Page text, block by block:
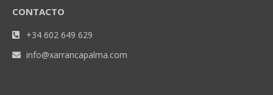
CONTACTO
+34 602 649 629
info@xarrancapalma.com